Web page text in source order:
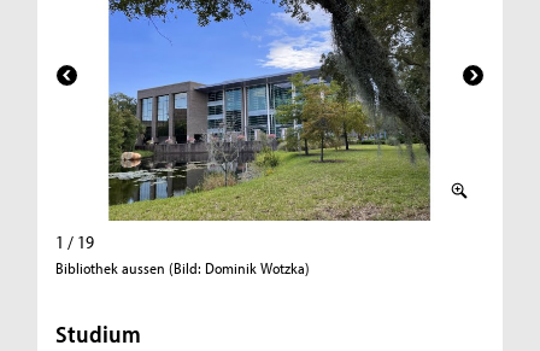
1 / 19
Bibliothek aussen (Bild: Dominik Wotzka)
Studium